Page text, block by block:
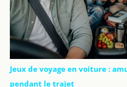
Jeux de voyage en voiture :
pendant le trajet